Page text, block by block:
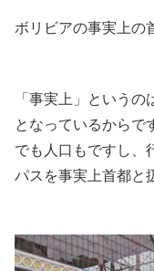
ボリビアの事実上の
「事実上」という
となっているからで
でも人口もですし、
パスを事実上首都と